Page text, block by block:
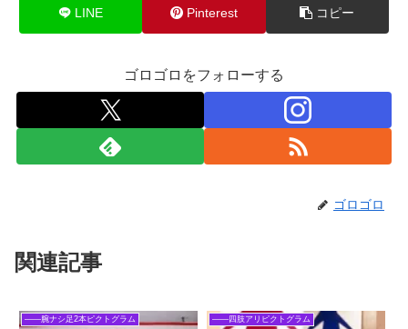
LINE Pinterest コピー
ゴロゴロをフォローする
ゴロゴロ
関連記事
――腕ナシ足2本ピクトグラム ――四肢アリピクトグラム